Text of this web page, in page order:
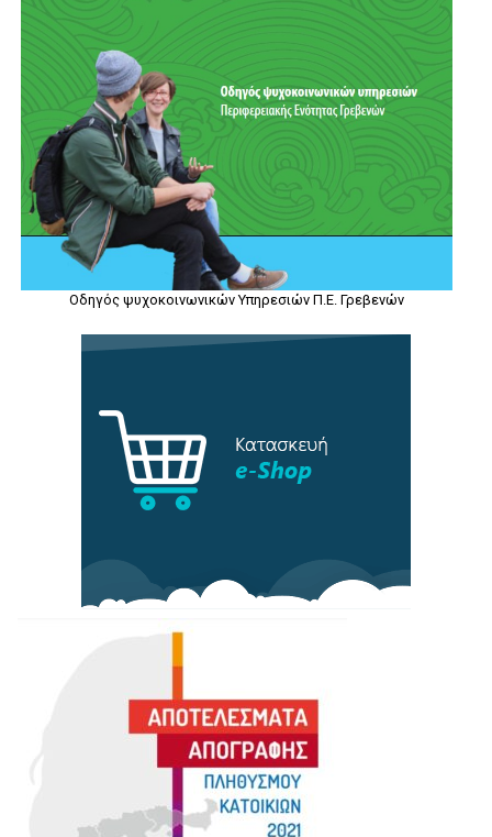
Οδηγός ψυχοκοινωνικών Υπηρεσιών Π.Ε. Γρεβενών